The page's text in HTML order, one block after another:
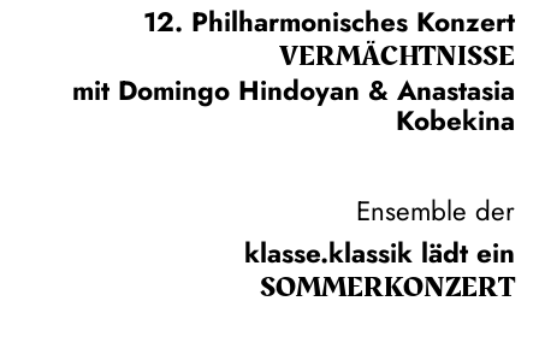
12. Philharmonisches Konzert
VERMÄCHTNISSE
mit Domingo Hindoyan & Anastasia
Kobekina
Ensemble der
klasse.klassik lädt ein
SOMMER­KONZERT